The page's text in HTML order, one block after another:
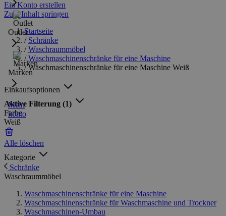
Outlet
Marken
Mein
konto
Ein Konto erstellen
Zum Inhalt springen
Startseite
/ Schränke
/ Waschraummöbel
/ Waschmaschinenschränke für eine Maschine
/ Waschmaschinenschränke für eine Maschine Weiß
Einkaufsoptionen
Aktive Filterung (1)
Farbe
Weiß
Alle löschen
Kategorie
Schränke
Waschraummöbel
Waschmaschinenschränke für eine Maschine
Waschmaschinenschränke für Waschmaschine und Trockner
Waschmaschinen-Umbau